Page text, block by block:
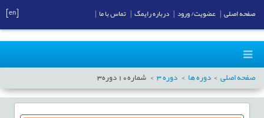
صفحه اصلی دوره ها دوره3 شماره10 دوره3
صفحه اصلی عضویت/ ورود درباره رایمگ تماس با ما